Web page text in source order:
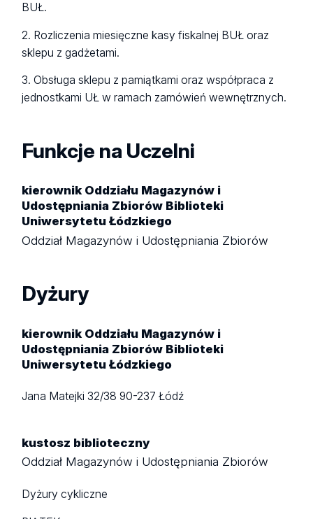
BUŁ.
2. Rozliczenia miesięczne kasy fiskalnej BUŁ oraz
sklepu z gadżetami.
3. Obsługa sklepu z pamiątkami oraz współpraca z
jednostkami UŁ w ramach zamówień wewnętrznych.
Funkcje na Uczelni
kierownik Oddziału Magazynów i
Udostępniania Zbiorów Biblioteki
Uniwersytetu Łódzkiego
Oddział Magazynów i Udostępniania Zbiorów
Dyżury
kierownik Oddziału Magazynów i
Udostępniania Zbiorów Biblioteki
Uniwersytetu Łódzkiego
Jana Matejki 32/3890-237 Łódź
kustosz biblioteczny
Oddział Magazynów i Udostępniania Zbiorów
Dyżury cykliczne